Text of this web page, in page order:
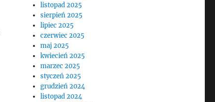
listopad 2025
sierpień 2025
lipiec 2025
czerwiec 2025
maj 2025
kwiecień 2025
marzec 2025
styczeń 2025
grudzień 2024
listopad 2024